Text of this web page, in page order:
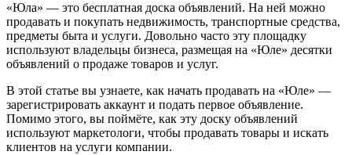
«Юла» — это бесплатная доска объявлений. На ней можно
продавать и покупать недвижимость, транспортные средства,
предметы быта и услуги. Довольно часто эту площадку
используют владельцы бизнеса, размещая на «Юле» десятки
объявлений о продаже товаров и услуг.
В этой статье вы узнаете, как начать продавать на «Юле» —
зарегистрировать аккаунт и подать первое объявление.
Помимо этого, вы поймёте, как эту доску объявлений
используют маркетологи, чтобы продавать товары и искать
клиентов на услуги компании.